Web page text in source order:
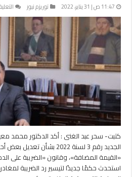
11:47 ص | 31 يناير، 2022 توريزم نيوز
كتبت- سحر عبد الغنى : أكد الدكتور محمد
الجديد رقم 3 لسنة 2022 بشأن
«القيمة المضافة»، وقانون «الضريبة على
استحدث حكمًا جديدًا لتيسير رد الضريبة